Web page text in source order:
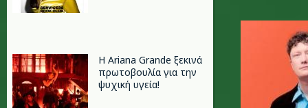
Η Ariana Grande ξεκινά
πρωτοβουλία για την
ψυχική υγεία!
franz.jpg